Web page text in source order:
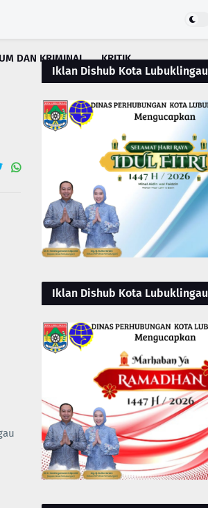
DAN KRIMINAL KRITIK
Iklan Dishub Kota Lubuklingau
Iklan Dishub Kota Lubuklingau